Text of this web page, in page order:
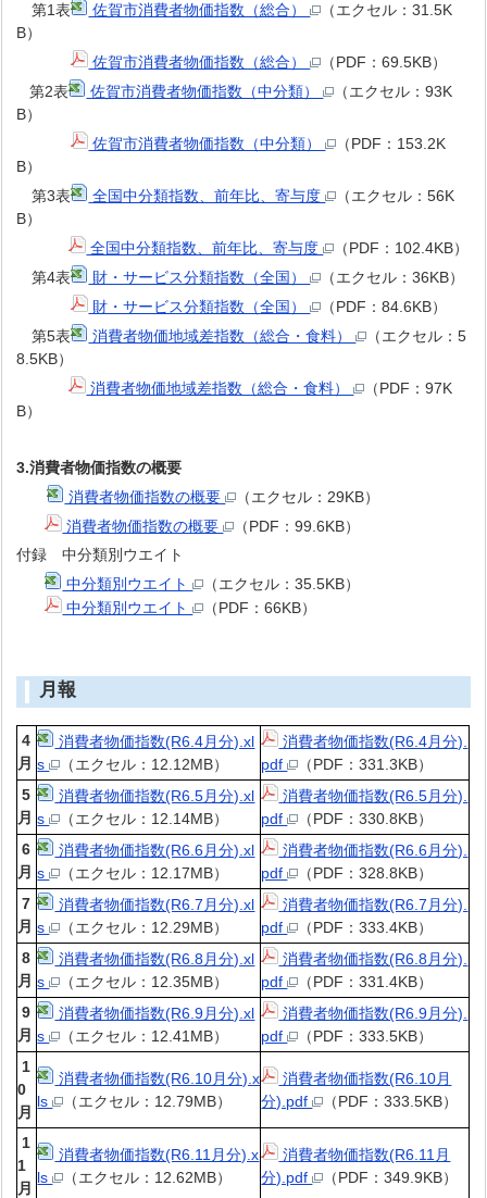
第1表
佐賀市消費者物価指数（総合）
（エクセル：31.5K
B）
佐賀市消費者物価指数（総合）
（PDF：69.5KB）
第2表
佐賀市消費者物価指数（中分類）
（エクセル：93K
B）
佐賀市消費者物価指数（中分類）
（PDF：153.2K
B）
第3表
全国中分類指数、前年比、寄与度
（エクセル：56K
B）
全国中分類指数、前年比、寄与度
（PDF：102.4KB）
第4表
財・サービス分類指数（全国）
（エクセル：36KB）
財・サービス分類指数（全国）
（PDF：84.6KB）
第5表
消費者物価地域差指数（総合・食料）
（エクセル：5
8.5KB）
消費者物価地域差指数（総合・食料）
（PDF：97K
B）
3.消費者物価指数の概要
消費者物価指数の概要
（エクセル：29KB）
消費者物価指数の概要
（PDF：99.6KB）
付録 中分類別ウエイト
中分類別ウエイト
（エクセル：35.5KB）
中分類別ウエイト
（PDF：66KB）
月報
4
月
消費者物価指数(R6.4月分).xl
s
（エクセル：12.12MB）
消費者物価指数(R6.4月分).
pdf
（PDF：331.3KB）
5
月
消費者物価指数(R6.5月分).xl
s
（エクセル：12.14MB）
消費者物価指数(R6.5月分).
pdf
（PDF：330.8KB）
6
月
消費者物価指数(R6.6月分).xl
s
（エクセル：12.17MB）
消費者物価指数(R6.6月分).
pdf
（PDF：328.8KB）
7
月
消費者物価指数(R6.7月分).xl
s
（エクセル：12.29MB）
消費者物価指数(R6.7月分).
pdf
（PDF：333.4KB）
8
月
消費者物価指数(R6.8月分).xl
s
（エクセル：12.35MB）
消費者物価指数(R6.8月分).
pdf
（PDF：331.4KB）
9
月
消費者物価指数(R6.9月分).xl
s
（エクセル：12.41MB）
消費者物価指数(R6.9月分).
pdf
（PDF：333.5KB）
1
0
月
消費者物価指数(R6.10月分).x
ls
（エクセル：12.79MB）
消費者物価指数(R6.10月
分).pdf
（PDF：333.5KB）
1
1
月
消費者物価指数(R6.11月分).x
ls
（エクセル：12.62MB）
消費者物価指数(R6.11月
分).pdf
（PDF：349.9KB）